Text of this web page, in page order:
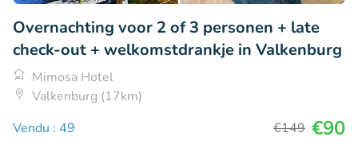
Overnachting voor 2 of 3 personen + late
check-out + welkomstdrankje in Valkenburg
Mimosa Hotel
Valkenburg (17km)
Vendu : 49
€149 €90